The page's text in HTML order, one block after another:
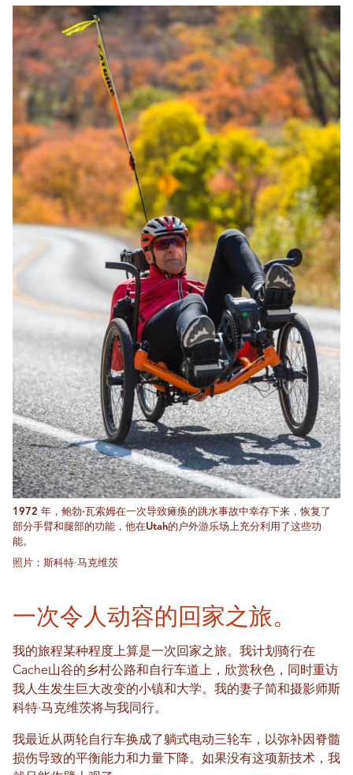
1972 年，鲍勃·瓦索姆在一次导致瘫痪的跳水事故中幸存下来，恢复了
部分手臂和腿部的功能，他在Utah的户外游乐场上充分利用了这些功
能。
照片：斯科特·马克维茨
一次令人动容的回家之旅。
我的旅程某种程度上算是一次回家之旅。我计划骑行在
Cache山谷的乡村公路和自行车道上，欣赏秋色，同时重访
我人生发生巨大改变的小镇和大学。我的妻子简和摄影师斯
科特·马克维茨将与我同行。
我最近从两轮自行车换成了躺式电动三轮车，以弥补因脊髓
损伤导致的平衡能力和力量下降。如果没有这项新技术，我